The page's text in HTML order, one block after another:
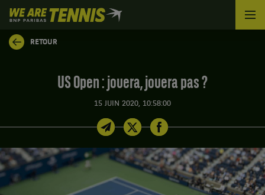
We
are
Tennis
by
RETOUR
US Open : jouera, jouera pas ?
15 JUIN 2020, 10:58:00